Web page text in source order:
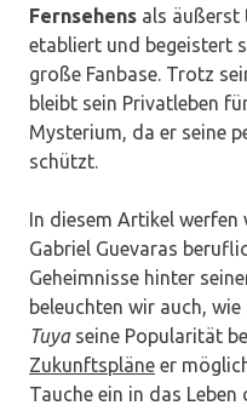
Fernsehens als äußerst
etabliert und begeistert
große Fanbase. Trotz
bleibt sein Privatleben
Mysterium, da er seine
schützt.
In diesem Artikel werfen
Gabriel Guevaras
Geheimnisse hinter
beleuchten wir auch,
Tuyaseine Popularität
Zukunftspläne er
Tauche ein in das Leben